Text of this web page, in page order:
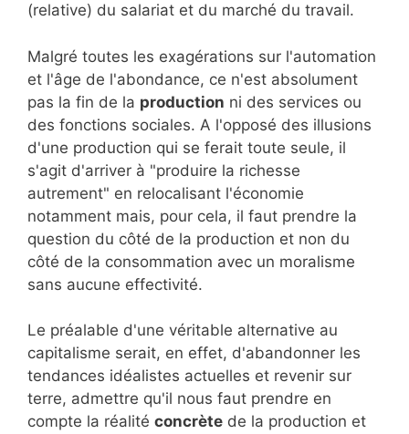
(relative) du salariat et du marché du travail.
Malgré toutes les exagérations sur l'automation
et l'âge de l'abondance, ce n'est absolument
pas la fin de la production ni des services ou
des fonctions sociales. A l'opposé des illusions
d'une production qui se ferait toute seule, il
s'agit d'arriver à "produire la richesse
autrement" en relocalisant l'économie
notamment mais, pour cela, il faut prendre la
question du côté de la production et non du
côté de la consommation avec un moralisme
sans aucune effectivité.
Le préalable d'une véritable alternative au
capitalisme serait, en effet, d'abandonner les
tendances idéalistes actuelles et revenir sur
terre, admettre qu'il nous faut prendre en
compte la réalité concrète de la production et